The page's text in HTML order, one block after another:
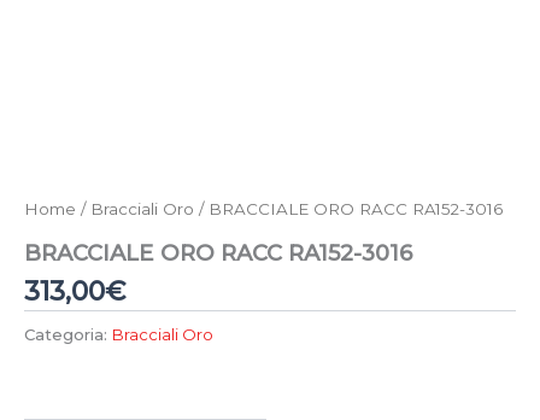
Home / Bracciali Oro / BRACCIALE ORO RACC RA152-3016
BRACCIALE ORO RACC RA152-3016
313,00€
Categoria: Bracciali Oro